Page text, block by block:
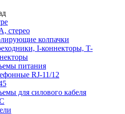
стерео
колпачки
I-коннекторы, T-
питания
RJ-11/12
для силового кабеля